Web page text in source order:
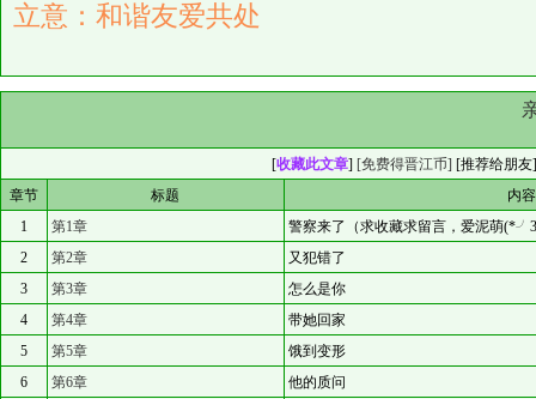
立意：和谐友爱共处
[收藏此文章] [免费得晋江币] [推荐给朋友
章节
标题
内
1
第1章
警察来了（求收藏求留言，爱泥萌
2
第2章
又犯错了
3
第3章
怎么是你
4
第4章
带她回家
5
第5章
饿到变形
6
第6章
他的质问